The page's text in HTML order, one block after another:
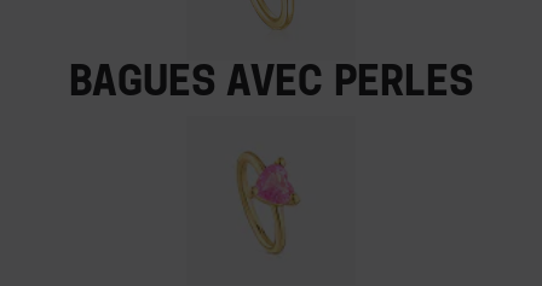
Bagues avec perles